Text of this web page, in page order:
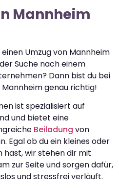
Mannheim
Umzug von Mannheim
Suche nach einem
Dann bist du bei
genau richtig!
ist spezialisiert auf
und bietet eine
Beiladung von
Egal ob du ein kleines oder
hast, wir stehen dir mit
zur Seite und sorgen dafür,
und stressfrei verläuft.